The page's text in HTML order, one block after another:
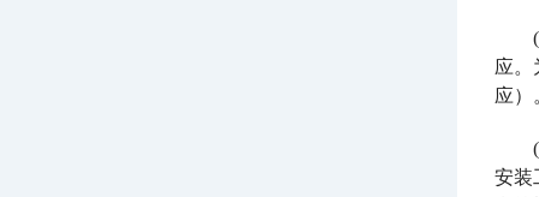
应。
应）
安装